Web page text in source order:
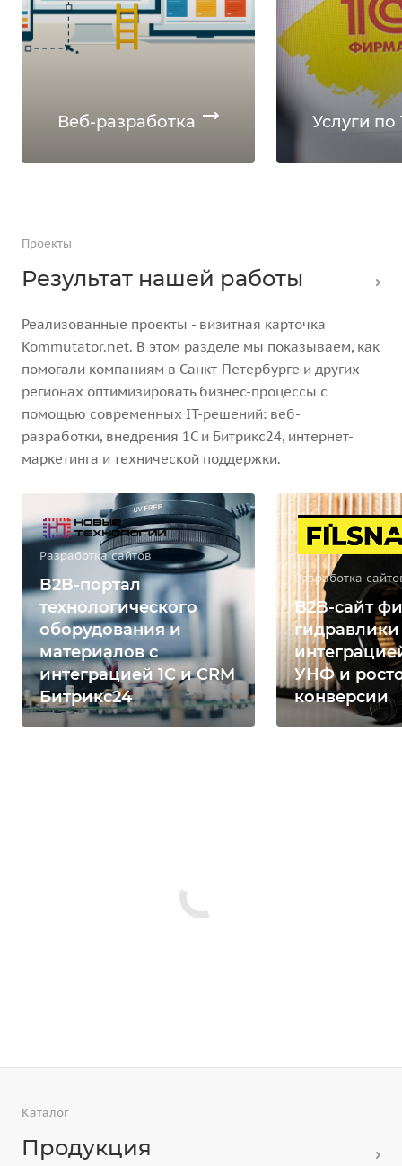
Веб-разработка Услуги по
Проекты
Результат нашей работы
Реализованные проекты - визитная карточка
Kommutator.net. В этом разделе мы показываем, как
помогали компаниям в Санкт-Петербурге и других
регионах оптимизировать бизнес-процессы с
помощью современных IT-решений: веб-
разработки, внедрения 1С и Битрикс24, интернет-
маркетинга и технической поддержки.
Разработка сайтов
B2B-портал
технологического
оборудования и
материалов с
интеграцией 1С и CRM
Битрикс24
Разработка
B2B-сайт
гидравлики
УНФ и
конверсии
Каталог
Продукция